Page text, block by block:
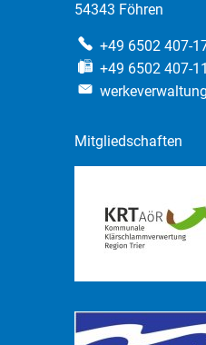
54343 Föhren
+49 6502 407-
+49 6502 407-
Mitgliedschaften